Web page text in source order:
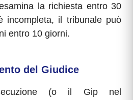
la richiesta entro 30
incompleta, il tribunale può
entro 10 giorni.
del Giudice
(o il Gip nel